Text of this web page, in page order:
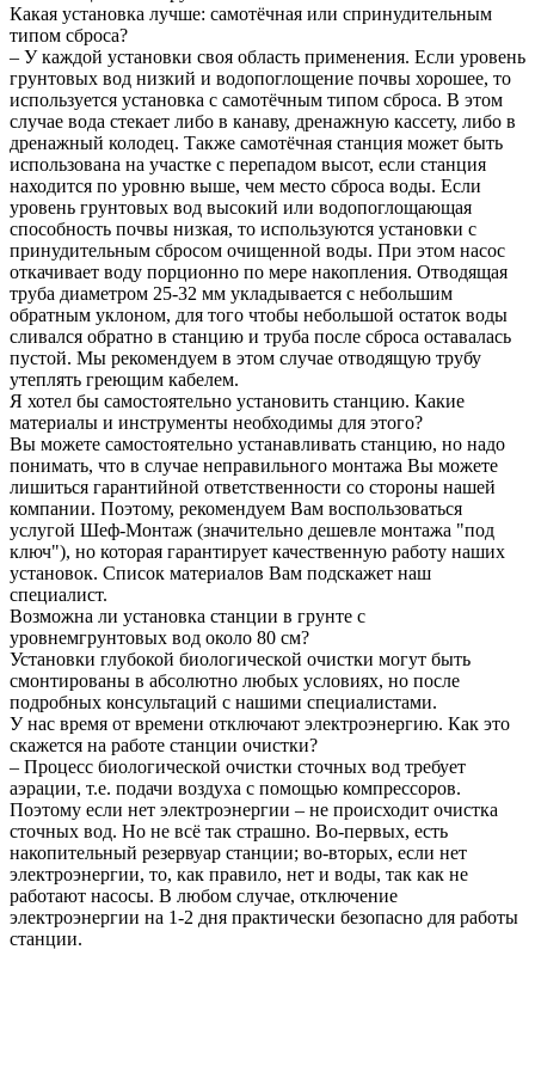
Какая установка лучше: самотёчная или спринудительным
типом сброса?
– У каждой установки своя область применения. Если уровень
грунтовых вод низкий и водопоглощение почвы хорошее, то
используется установка с самотёчным типом сброса. В этом
случае вода стекает либо в канаву, дренажную кассету, либо в
дренажный колодец. Также самотёчная станция может быть
использована на участке с перепадом высот, если станция
находится по уровню выше, чем место сброса воды. Если
уровень грунтовых вод высокий или водопоглощающая
способность почвы низкая, то используются установки с
принудительным сбросом очищенной воды. При этом насос
откачивает воду порционно по мере накопления. Отводящая
труба диаметром 25-32 мм укладывается с небольшим
обратным уклоном, для того чтобы небольшой остаток воды
сливался обратно в станцию и труба после сброса оставалась
пустой. Мы рекомендуем в этом случае отводящую трубу
утеплять греющим кабелем.
Я хотел бы самостоятельно установить станцию. Какие
материалы и инструменты необходимы для этого?
Вы можете самостоятельно устанавливать станцию, но надо
понимать, что в случае неправильного монтажа Вы можете
лишиться гарантийной ответственности со стороны нашей
компании. Поэтому, рекомендуем Вам воспользоваться
услугой Шеф-Монтаж (значительно дешевле монтажа "под
ключ"), но которая гарантирует качественную работу наших
установок. Список материалов Вам подскажет наш
специалист.
Возможна ли установка станции в грунте с
уровнемгрунтовых вод около 80 см?
Установки глубокой биологической очистки могут быть
смонтированы в абсолютно любых условиях, но после
подробных консультаций с нашими специалистами.
У нас время от времени отключают электроэнергию. Как это
скажется на работе станции очистки?
– Процесс биологической очистки сточных вод требует
аэрации, т.е. подачи воздуха с помощью компрессоров.
Поэтому если нет электроэнергии – не происходит очистка
сточных вод. Но не всё так страшно. Во-первых, есть
накопительный резервуар станции; во-вторых, если нет
электроэнергии, то, как правило, нет и воды, так как не
работают насосы. В любом случае, отключение
электроэнергии на 1-2 дня практически безопасно для работы
станции.